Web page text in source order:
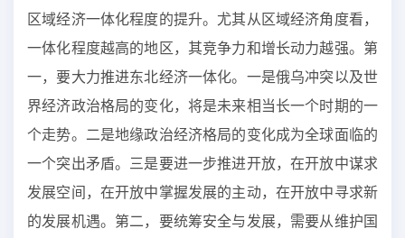
区域经济一体化程度的提升。尤其从区域经济角度看，
一体化程度越高的地区，其竞争力和增长动力越强。第
一，要大力推进东北经济一体化。一是俄乌冲突以及世
界经济政治格局的变化，将是未来相当长一个时期的一
个走势。二是地缘政治经济格局的变化成为全球面临的
一个突出矛盾。三是要进一步推进开放，在开放中谋求
发展空间，在开放中掌握发展的主动，在开放中寻求新
的发展机遇。第二，要统筹安全与发展，需要从维护国